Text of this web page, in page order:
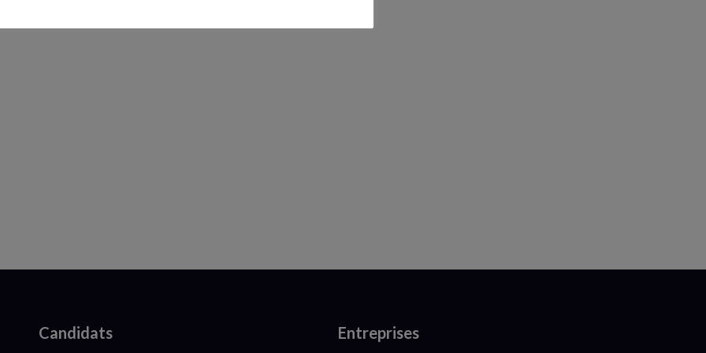
Candidats Entreprises